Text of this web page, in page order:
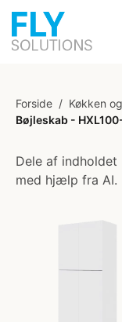
Forside / Køkken
Bøjleskab -
Dele af
med hjælp fra AI.